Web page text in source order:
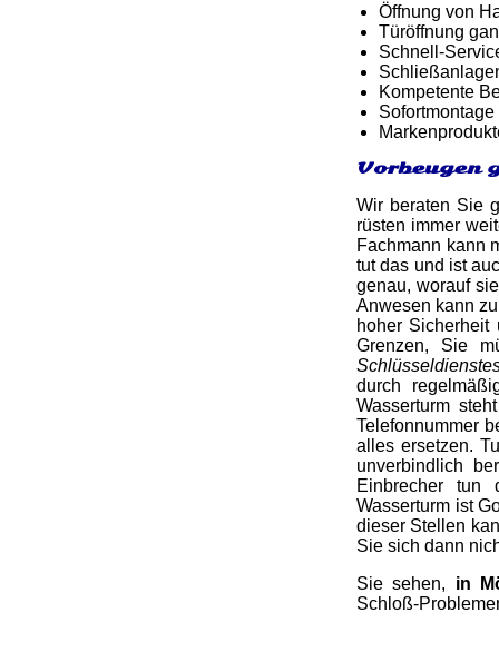
Öffnung von
Türöffnung
Schnell-
Kompetente
Vorbeugen
Wir beraten Sie
rüsten immer
Fachmann kann
tut das und ist
genau, worauf
Anwesen kann
hoher
Grenzen, Sie
durch
Wasserturm
Telefonnummer
alles ersetzen.
unverbindlich
Einbrecher tun
Wasserturm ist
dieser Stellen
Sie sich dann
Sie sehen, in
Schloß-